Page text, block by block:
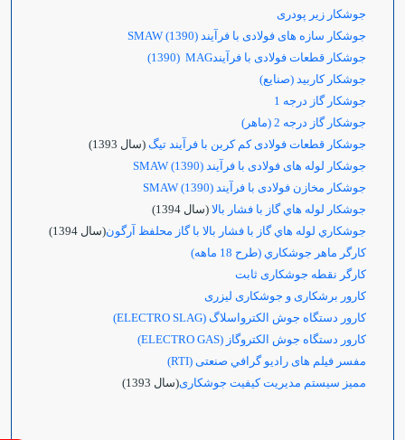
جوشکار زیر پودری
جوشکار سازه های فولادی با فرآیند (1390) SMAW
جوشکار قطعات فولادی با فرآیندMAG
(1390)
جوشکار کاربید (صنایع)
جوشکار گاز درجه 1
جوشکار گاز درجه 2 (ماهر)
جوشکار قطعات فولادی کم کربن با فرآیند تیگ (سال 1393)
جوشکار لوله های فولادی با فرآیند (1390) SMAW
جوشکار مخازن فولادی با فرآیند (1390) SMAW
جوشكار لوله هاي گاز با فشار بالا (سال 1394)
جوشكاري لوله هاي گاز با فشار بالا با گاز محلفظ آرگون(سال 1394)
كارگر ماهر جوشكاري (طرح 18 ماهه)
کارگر نقطه جوشکاری ثابت
کارور برشکاری و جوشکاری لیزری
کارور دستگاه جوش الکترواسلاگ (ELECTRO SLAG
)
کارور دستگاه جوش الکتروگاز (ELECTRO GAS
)
مفسر فيلم های راديو گرافي صنعتی (RTI)
ممیز سیستم مدیریت کیفیت جوشکاری(سال 1393)